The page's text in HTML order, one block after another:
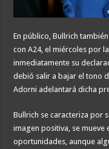
En público, Bullrich
con A24, el miércoles por
inmediatamente su
debió salir a bajar el tono
Adorni adelantará dicha
Bullrich se caracteriza por
imagen positiva, se mueve
oportunidades, aunque